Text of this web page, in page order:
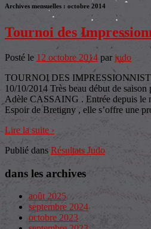
Archives mensuelles : octobre 2014
Tournoi des
Posté le 12 octobre 2014 par judo
TOURNOI DES
10/10/2014 Très beau début de
Adèle CASSAING . Entrée depuis le
Espoir de Bretigny , elle s’offre une
Lire la suite ›
Publié dans Résultats Judo
dans les archives
août 2025
septembre 2024
octobre 2023